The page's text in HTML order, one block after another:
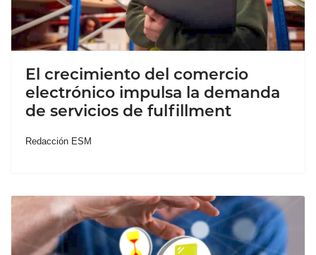
El crecimiento del comercio
electrónico impulsa la demanda
de servicios de fulfillment
Redacción ESM